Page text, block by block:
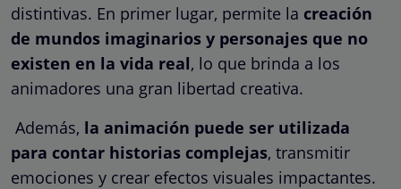
distintivas. En primer lugar, permite la creación
de mundos imaginarios y personajes que no
existen en la vida real, lo que brinda a los
animadores una gran libertad creativa.
Además, la animación puede ser utilizada
para contar historias complejas, transmitir
emociones y crear efectos visuales impactantes.